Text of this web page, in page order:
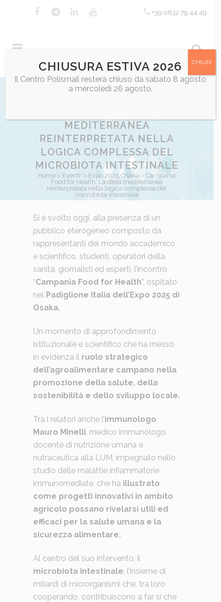
+39 0832 79 44 49
EXPO 2025 OSAKA –
MEDITERRANEA
REINTERPRETATA NELLA
LOGICA COMPLESSA DEL
MICROBIOTA INTESTINALE
Home > Eventi > Expo 2025 Osaka – Campania
Food for Health: La dieta mediterranea
reinterpretata nella logica complessa del
microbiota intestinale
Posted at 17:04hin Eventi,Eventi scientifici
Si è svolto oggi, alla presenza di un
pubblico eterogeneo composto da
rappresentanti del mondo accademico
e scientifico, studenti, operatori della
sanità, giornalisti ed esperti, l’incontro
“Campania Food for Health”, ospitato
nel Padiglione Italia dell’Expo 2025 di
Osaka.
Un momento di approfondimento
istituzionale e scientifico che ha messo
in evidenza il ruolo strategico
dell’agroalimentare campano nella
promozione della salute, della
sostenibilità e dello sviluppo locale.
Tra i relatori anche l’immunologo
Mauro Minelli , medico immunologo
docente di nutrizione umana e
nutraceutica alla LUM, impegnato nello
studio delle malattie infiammatorie
immunomediate, che ha illustrato
come progetti innovativi in ambito
agricolo possano rivelarsi utili ed
efficaci per la salute umana e la
sicurezza alimentare.
Al centro del suo intervento, il
microbiota intestinale: l’insieme di
miliardi di microrganismi che, tra loro
cooperando, contribuiscono a far si che
CHIUSURA ESTIVA 2026
Il Centro Polismail resterà chiuso da sabato 8 agosto
a mercoledì 26 agosto.
CHIUDI